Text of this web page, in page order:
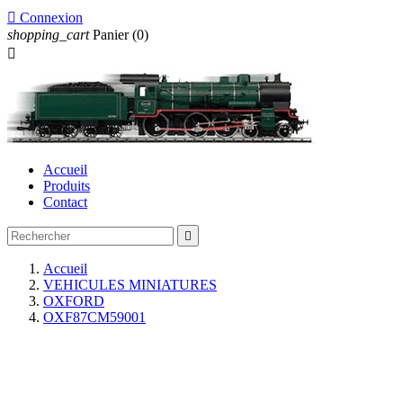
 Connexion
shopping_cart Panier (0)

Accueil
Produits
Contact

Accueil
VEHICULES MINIATURES
OXFORD
OXF87CM59001